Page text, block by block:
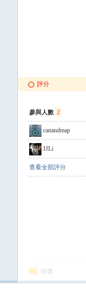
評分
參與人數 2
canandmap
JJLi
查看全部評分
回復